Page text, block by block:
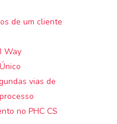
de um cliente
Way
vias de
no PHC CS